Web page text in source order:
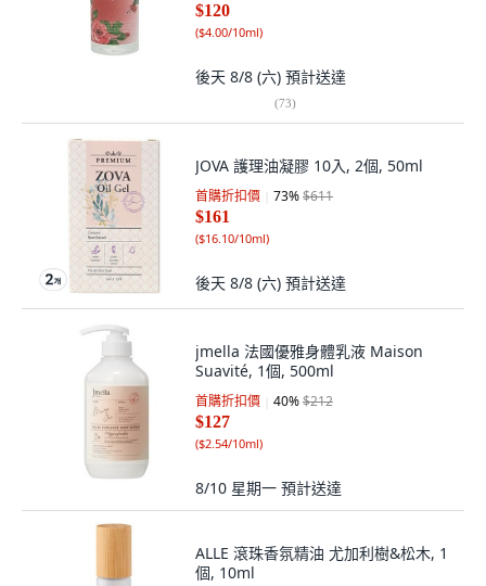
$120
($4.00/10ml)
後天 8/8 (六) 預計送達
(73)
JOVA 護理油凝膠 10入, 2個, 50ml
首購折扣價 73%$611
$161
($16.10/10ml)
後天 8/8 (六) 預計送達
jmella 法國優雅身體乳液 Maison
Suavité, 1個, 500ml
首購折扣價 40%$212
$127
($2.54/10ml)
8/10 星期一 預計送達
ALLE 滾珠香氛精油 尤加利樹&松木, 1
個, 10ml